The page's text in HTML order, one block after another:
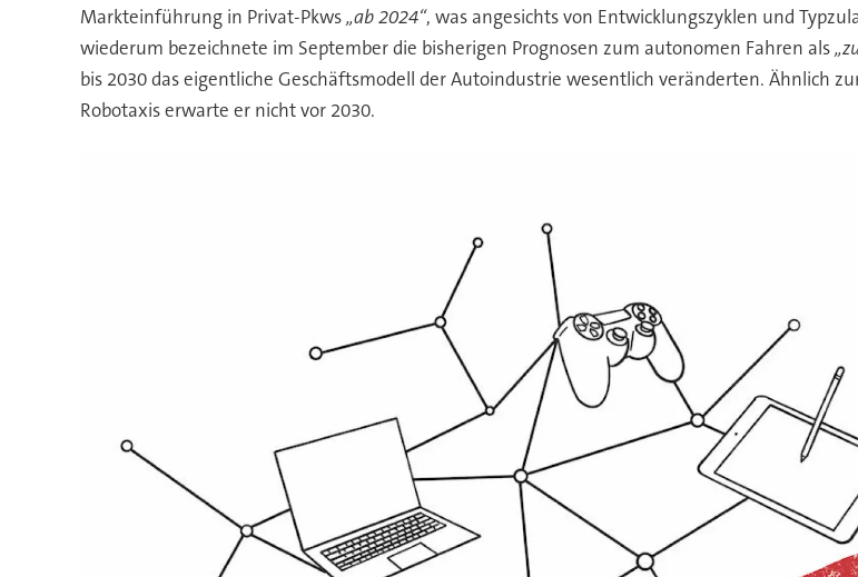
Markteinführung in Privat-Pkws„ab 2024“, was angesichts von Entwicklungszyklen und
wiederum bezeichnete im September die bisherigen Prognosen zum autonomen Fahren als
bis 2030 das eigentliche Geschäftsmodell der Autoindustrie wesentlich veränderten. Ähnlich
Robotaxis erwarte er nicht vor 2030.